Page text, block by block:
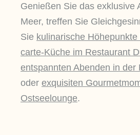
Genießen Sie das exklusive
Meer, treffen Sie
Sie kulinarische
carte-Küche im Restaurant
entspannten Abenden in der
oder exquisiten
Ostseelounge.